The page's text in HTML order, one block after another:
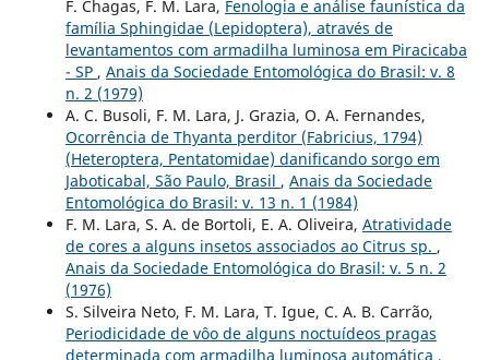
F. Chagas, F. M. Lara, Fenologia e análise faunística da
família Sphingidae (Lepidoptera), através de
levantamentos com armadilha luminosa em Piracicaba
- SP , Anais da Sociedade Entomológica do Brasil: v. 8
n. 2 (1979)
A. C. Busoli, F. M. Lara, J. Grazia, O. A. Fernandes,
Ocorrência de Thyanta perditor (Fabricius, 1794)
(Heteroptera, Pentatomidae) danificando sorgo em
Jaboticabal, São Paulo, Brasil , Anais da Sociedade
Entomológica do Brasil: v. 13 n. 1 (1984)
F. M. Lara, S. A. de Bortoli, E. A. Oliveira, Atratividade
de cores a alguns insetos associados ao Citrus sp. ,
Anais da Sociedade Entomológica do Brasil: v. 5 n. 2
(1976)
S. Silveira Neto, F. M. Lara, T. Igue, C. A. B. Carrão,
Periodicidade de vôo de alguns noctuídeos pragas
determinada com armadilha luminosa automática ,